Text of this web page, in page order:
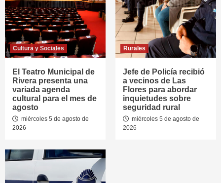
Cultura y Sociales
El Teatro Municipal de
Rivera presenta una
variada agenda
cultural para el mes de
agosto
miércoles 5 de agosto de
2026
Rurales
Jefe de Policía recibió
a vecinos de Las
Flores para abordar
inquietudes sobre
seguridad rural
miércoles 5 de agosto de
2026